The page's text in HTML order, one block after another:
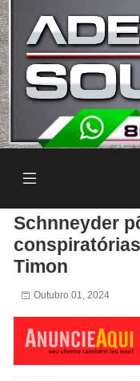
Schnneyder
Timon
Outubro 01, 2024